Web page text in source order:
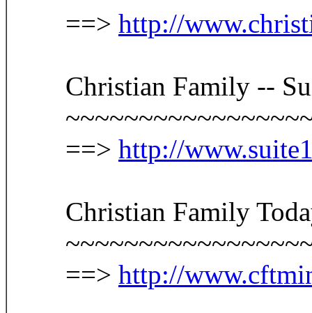
==> http://
Christian Family --
==> http://
Christian Family
==> http://